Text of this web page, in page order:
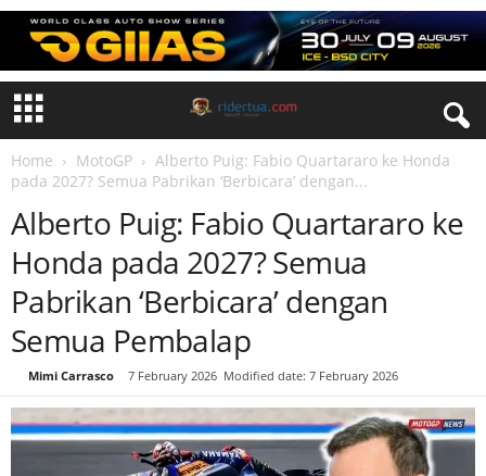
Home MotoGP
Alberto Puig: Fabio Quartararo ke Honda
pada 2027? Semua Pabrikan ‘Berbicara’ dengan...
Alberto Puig: Fabio Quartararo ke
Honda pada 2027? Semua
Pabrikan ‘Berbicara’ dengan
Semua Pembalap
Mimi Carrasco 7 February 2026 Modified date: 7 February 2026